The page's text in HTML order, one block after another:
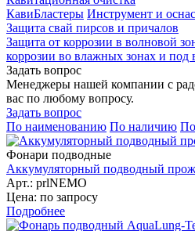
КавиБластеры Инструмент и
Защита свай пирсов и причалов
Защита от коррозии в волновой
коррозии во влажных зонах и под
Задать вопрос
Менеджеры нашей компании с
вас по любому вопросу.
Задать вопрос
По наименованию По наличию
Фонари подводные
Аккумуляторный подводный
Арт.: prlNEMO
Цена: по запросу
Подробнее